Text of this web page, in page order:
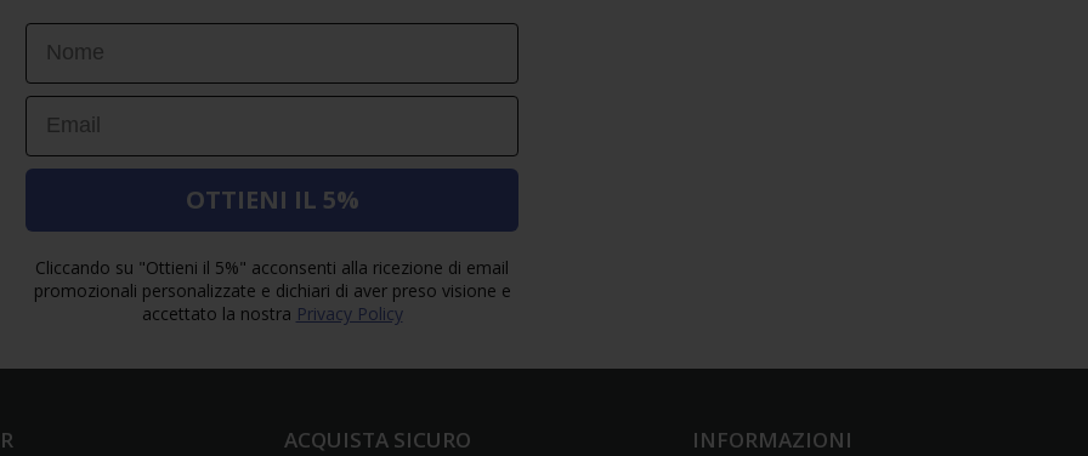
First Name
Email
OTTIENI IL 5%
Cliccando su "Ottieni il 5%" acconsenti alla ricezione di email
promozionali personalizzate e dichiari di aver preso visione e
accettato la nostra Privacy Policy
ACQUISTA SICURO INFORMAZIONI